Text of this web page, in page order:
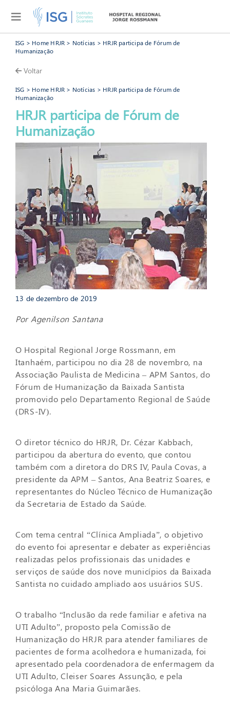
ISG > Home HRJR > Notícias > HRJR participa de Fórum de
Humanização
Voltar
ISG > Home HRJR > Notícias > HRJR participa de Fórum de
Humanização
HRJR participa de Fórum de
HumanizaçãoHRJR
13 de dezembro de 2019
Por Agenilson Santana
O Hospital Regional Jorge Rossmann, em
Itanhaém, participou no dia 28 de novembro, na
Associação Paulista de Medicina – APM Santos, do
Fórum de Humanização da Baixada Santista
promovido pelo Departamento Regional de Saúde
(DRS-IV).
O diretor técnico do HRJR, Dr. Cézar Kabbach,
participou da abertura do evento, que contou
também com a diretora do DRS IV, Paula Covas, a
presidente da APM – Santos, Ana Beatriz Soares, e
representantes do Núcleo Técnico de Humanização
da Secretaria de Estado da Saúde.
Com tema central “Clínica Ampliada”, o objetivo
do evento foi apresentar e debater as experiências
realizadas pelos profissionais das unidades e
serviços de saúde dos nove municípios da Baixada
Santista no cuidado ampliado aos usuários SUS.
O trabalho “Inclusão da rede familiar e afetiva na
UTI Adulto”, proposto pela Comissão de
Humanização do HRJR para atender familiares de
pacientes de forma acolhedora e humanizada, foi
apresentado pela coordenadora de enfermagem da
UTI Adulto, Cleiser Soares Assunção, e pela
psicóloga Ana Maria Guimarães.